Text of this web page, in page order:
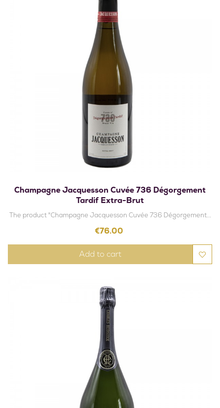
Champagne Jacquesson Cuvée 736 Dégorgement
Tardif Extra-Brut
The product "Champagne Jacquesson Cuvée 736 Dégorgement...
Price
€76.00
Add to cart